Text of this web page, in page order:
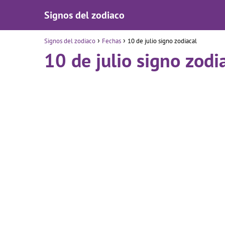
Signos del zodiaco
Signos del zodiaco Fechas 10 de julio signo zodiacal
10 de julio signo